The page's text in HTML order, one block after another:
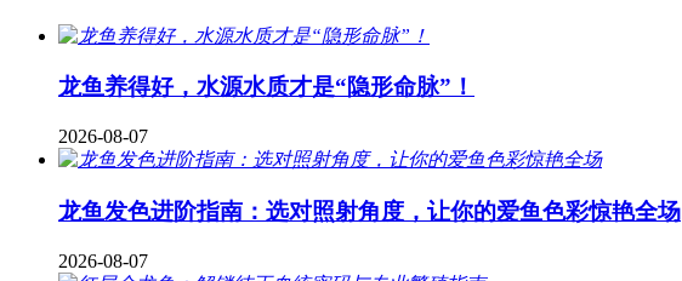
龙鱼养得好，水源水质才是“隐形命脉”！
2026-08-07
龙鱼发色进阶指南：选对照射角度，让你的爱鱼色彩惊艳全场
2026-08-07